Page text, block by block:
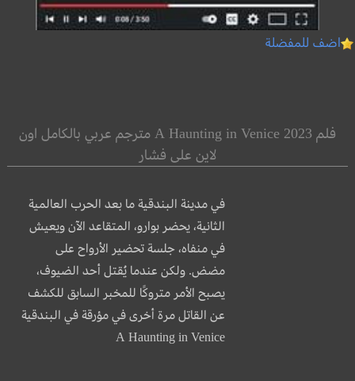
اضف للمفضلة
فلم A Haunting in Venice 2023 مترجم عربي بالكامل اون
لاين على فشار
في مدينة البندقية ما بعد الحرب العالمية
الثانية، يحضر بوارو، المتقاعد الآن ويعيش
في منفاه، جلسة تحضير الأرواح على
مضض. ولكن عندما يُقتل أحد الضيوف،
يصبح الأمر متروكًا للمخبر السابق للكشف
عن القاتل مرة أخرى في مؤرقة في البندقية
A Haunting in Venice